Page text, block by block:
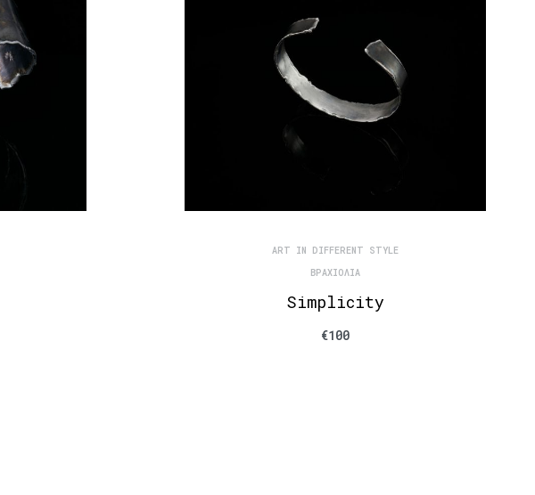
ART IN DIFFERENT STYLE
ΒΡΑΧΙΌΛΙΑ
Simplicity
€100